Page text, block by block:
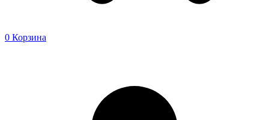
0 Корзина